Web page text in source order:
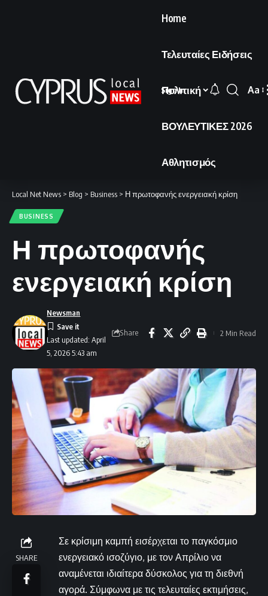
Home
Τελευταίες Ειδήσεις
Πολιτική
ΒΟΥΛΕΥΤΙΚΕΣ 2026
Αθλητισμός
Sign In
Font
Aa
Local Net News > Blog > Business > Η πρωτοφανής ενεργειακή κρίση
BUSINESS
Η πρωτοφανής
ενεργειακή κρίση
Last updated: April
5, 2026 5:43 am
Newsman
Share 2 Min Read
SHARE
Σε κρίσιμη καμπή εισέρχεται το παγκόσμιο
ενεργειακό ισοζύγιο, με τον Απρίλιο να
αναμένεται ιδιαίτερα δύσκολος για τη διεθνή
αγορά. Σύμφωνα με τις τελευταίες εκτιμήσεις,